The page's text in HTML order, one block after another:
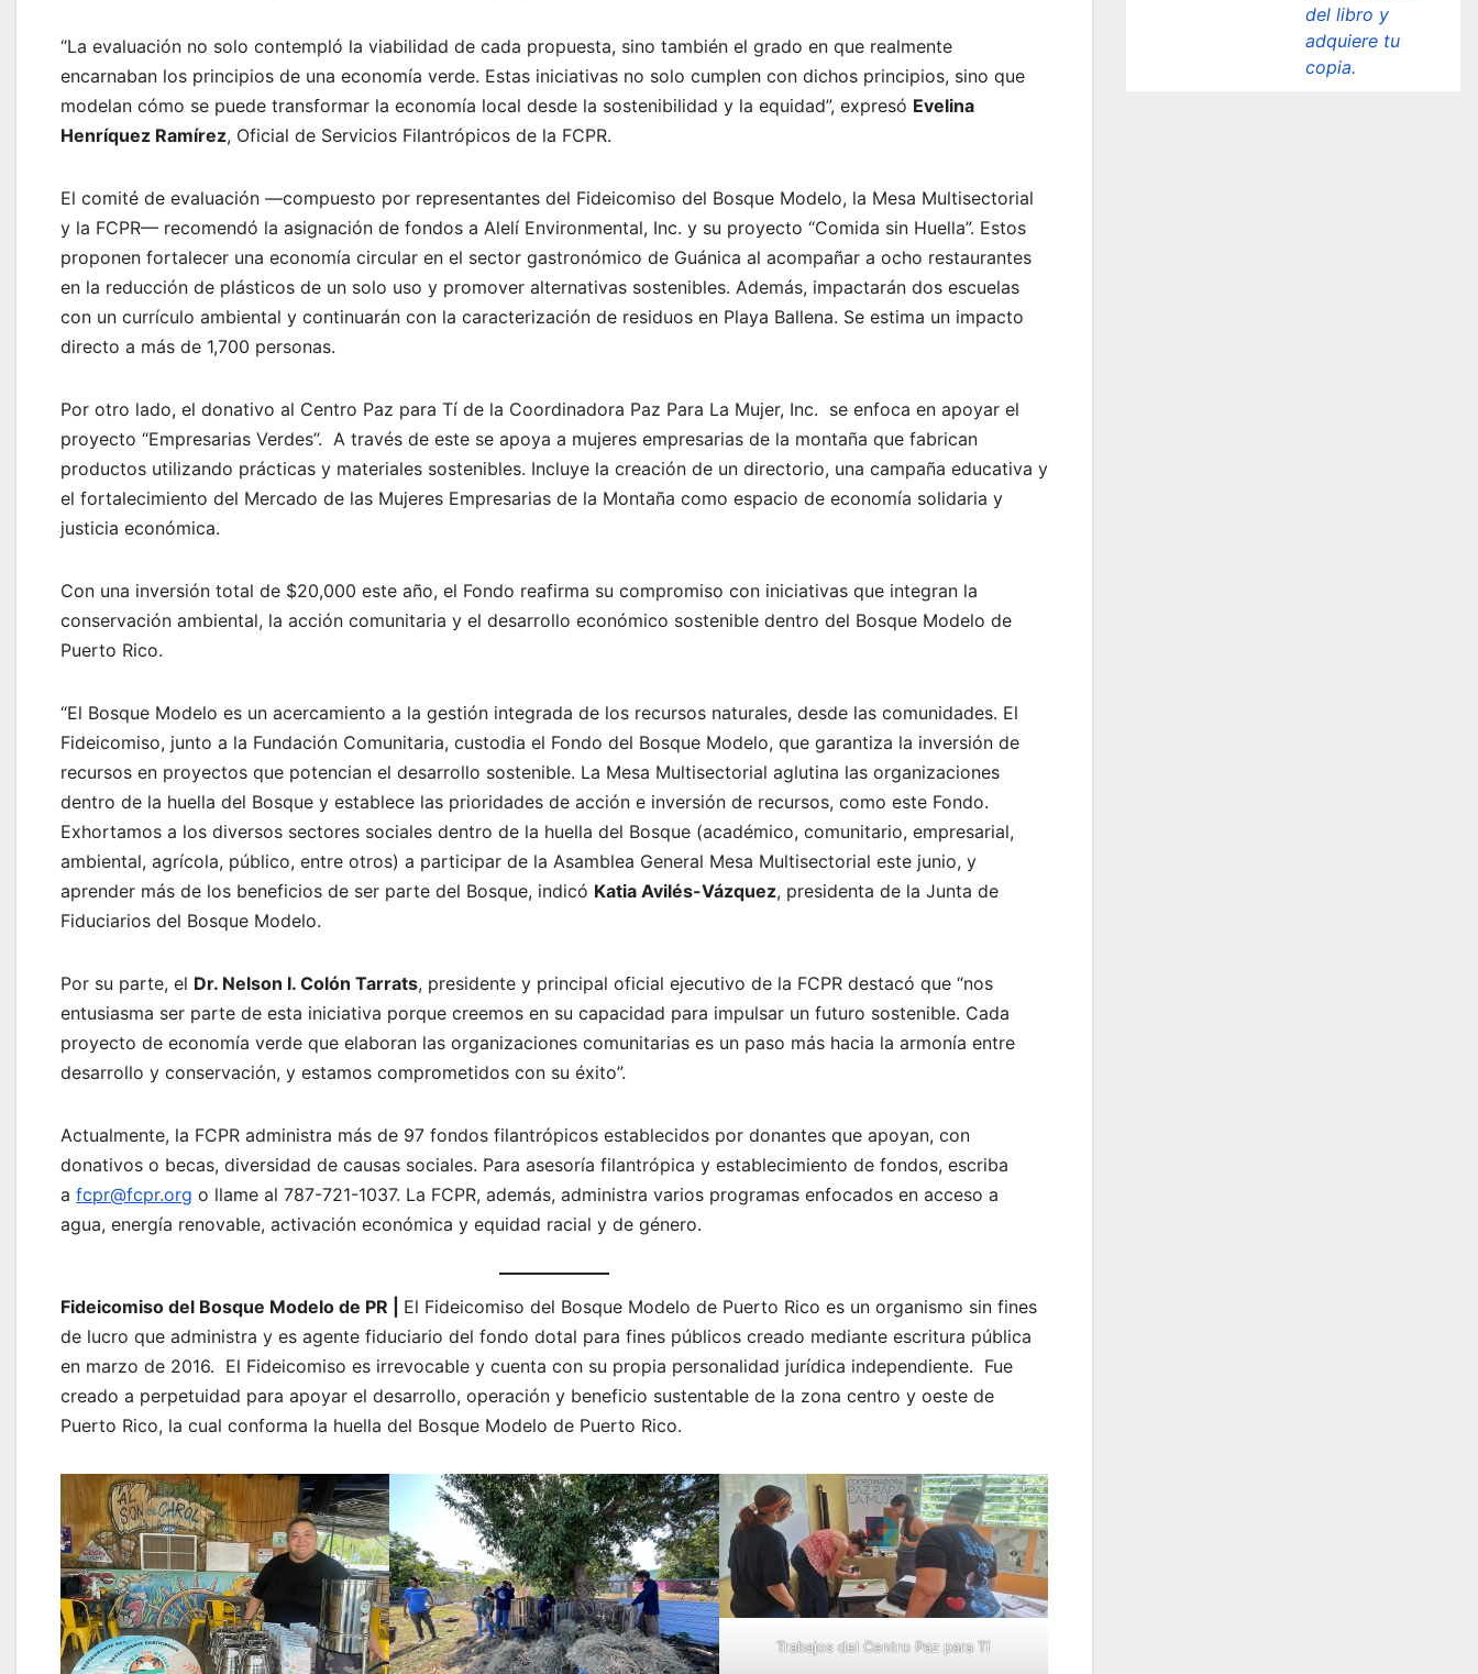
“La evaluación no solo contempló la viabilidad de cada propuesta, sino también el grado en que realmente
encarnaban los principios de una economía verde. Estas iniciativas no solo cumplen con dichos principios, sino que
modelan cómo se puede transformar la economía local desde la sostenibilidad y la equidad”, expresó Evelina
Henríquez Ramírez, Oficial de Servicios Filantrópicos de la FCPR.
El comité de evaluación —compuesto por representantes del Fideicomiso del Bosque Modelo, la Mesa Multisectorial
y la FCPR— recomendó la asignación de fondos a Alelí Environmental, Inc. y su proyecto “Comida sin Huella”. Estos
proponen fortalecer una economía circular en el sector gastronómico de Guánica al acompañar a ocho restaurantes
en la reducción de plásticos de un solo uso y promover alternativas sostenibles. Además, impactarán dos escuelas
con un currículo ambiental y continuarán con la caracterización de residuos en Playa Ballena. Se estima un impacto
directo a más de 1,700 personas.
Por otro lado, el donativo al Centro Paz para Tí de la Coordinadora Paz Para La Mujer, Inc. se enfoca en apoyar el
proyecto “Empresarias Verdes”. A través de este se apoya a mujeres empresarias de la montaña que fabrican
productos utilizando prácticas y materiales sostenibles. Incluye la creación de un directorio, una campaña educativa y
el fortalecimiento del Mercado de las Mujeres Empresarias de la Montaña como espacio de economía solidaria y
justicia económica.
Con una inversión total de $20,000 este año, el Fondo reafirma su compromiso con iniciativas que integran la
conservación ambiental, la acción comunitaria y el desarrollo económico sostenible dentro del Bosque Modelo de
Puerto Rico.
“El Bosque Modelo es un acercamiento a la gestión integrada de los recursos naturales, desde las comunidades. El
Fideicomiso, junto a la Fundación Comunitaria, custodia el Fondo del Bosque Modelo, que garantiza la inversión de
recursos en proyectos que potencian el desarrollo sostenible. La Mesa Multisectorial aglutina las organizaciones
dentro de la huella del Bosque y establece las prioridades de acción e inversión de recursos, como este Fondo.
Exhortamos a los diversos sectores sociales dentro de la huella del Bosque (académico, comunitario, empresarial,
ambiental, agrícola, público, entre otros) a participar de la Asamblea General Mesa Multisectorial este junio, y
aprender más de los beneficios de ser parte del Bosque, indicó Katia Avilés-Vázquez, presidenta de la Junta de
Fiduciarios del Bosque Modelo.
Por su parte, el Dr. Nelson I. Colón Tarrats, presidente y principal oficial ejecutivo de la FCPR destacó que “nos
entusiasma ser parte de esta iniciativa porque creemos en su capacidad para impulsar un futuro sostenible. Cada
proyecto de economía verde que elaboran las organizaciones comunitarias es un paso más hacia la armonía entre
desarrollo y conservación, y estamos comprometidos con su éxito”.
Actualmente, la FCPR administra más de 97 fondos filantrópicos establecidos por donantes que apoyan, con
donativos o becas, diversidad de causas sociales. Para asesoría filantrópica y establecimiento de fondos, escriba
a fcpr@fcpr.org o llame al 787-721-1037. La FCPR, además, administra varios programas enfocados en acceso a
agua, energía renovable, activación económica y equidad racial y de género.
Fideicomiso del Bosque Modelo de PR | El Fideicomiso del Bosque Modelo de Puerto Rico es un organismo sin fines
de lucro que administra y es agente fiduciario del fondo dotal para fines públicos creado mediante escritura pública
en marzo de 2016. El Fideicomiso es irrevocable y cuenta con su propia personalidad jurídica independiente. Fue
creado a perpetuidad para apoyar el desarrollo, operación y beneficio sustentable de la zona centro y oeste de
Puerto Rico, la cual conforma la huella del Bosque Modelo de Puerto Rico.
Trabajos del Centro Paz para Tí
del libro y
adquiere tu
copia.